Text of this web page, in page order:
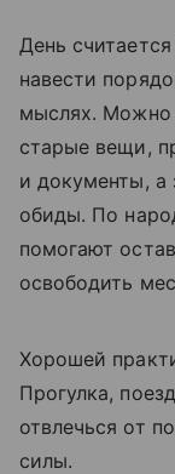
День
навести
мыслях. Можно
старые вещи,
и документы, а
обиды. По
помогают
освободить
Хорошей
Прогулка,
отвлечься от
силы.